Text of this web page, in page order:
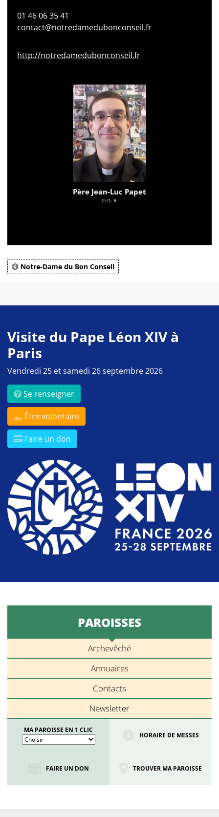
01 46 06 35 41
contact@notredamedubonconseil.fr
http://notredamedubonconseil.fr
Père Jean-Luc Papet
© D. R.
Notre-Dame du Bon Conseil
Visite du Pape Léon XIV à
Paris
Vendredi 25 et samedi 26 septembre 2026
Se renseigner
Être volontaire
Faire un don
PAROISSES
Archevêché
Annuaires
Contacts
Newsletter
MA PAROISSE EN 1 CLIC
HORAIRE DE MESSES
FAIRE UN DON TROUVER MA PAROISSE